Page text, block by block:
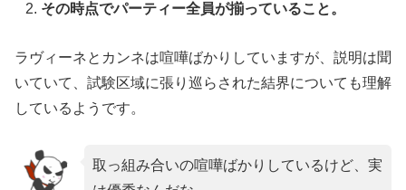
その時点でパーティー全員が揃っていること。
ラヴィーネとカンネは喧嘩ばかりしていますが、説明は聞
いていて、試験区域に張り巡らされた結界についても理解
しているようです。
取っ組み合いの喧嘩ばかりしているけど、実